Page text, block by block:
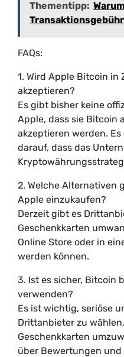
Thementipp:
FAQs:
1. Wird Apple Bitcoin
akzeptieren?
Es gibt bisher keine
Apple, dass sie Bitcoin
akzeptieren werden.
darauf, dass das
2. Welche Alternativen
Apple einzukaufen?
Derzeit gibt es
Geschenkkarten
Online Store oder in
werden können.
3. Ist es sicher, Bitcoin
verwenden?
Es ist wichtig, seriöse
Drittanbieter zu
Geschenkkarten
über Bewertungen